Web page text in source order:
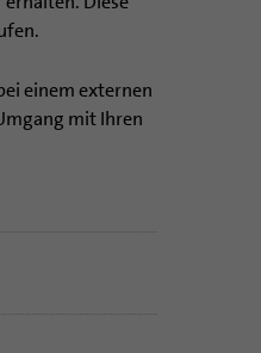
einem externen
mit Ihren